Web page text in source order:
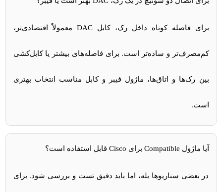
برای فاصله کوتاه داخل رک، کابل DAC معمولاً اقتصادی‌تر،
کم‌مصرف‌تر و ساده‌تر است. برای فاصله‌های بیشتر یا کابل‌کشی
بین رک‌ها و اتاق‌ها، ماژول فیبر و کابل مناسب انتخاب بهتری
است.
آیا ماژول Compatible برای Cisco قابل استفاده است؟
در بعضی سناریوها بله، اما باید دقیق تست و بررسی شود. برای